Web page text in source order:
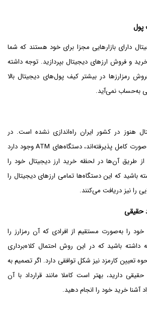
پول
دارای بازارهایی مجزا برای خود هستند که شما
خرید و فروش ارزهای دیجیتال بپردازید. توجه داشته
رمزارزها در بیشتر کیف پول‌های دیجیتال بالا
به‌حساب نمی‌آید.
هنوز در کشور ایران راه‌اندازی نشده است. در
کشورهای ارز دیجیتال را به‌صورت کامل پذیرفته‌اند، دستگاه‌های ATM وجود دارد
از طریق آن‌ها در لحظه خرید ارز دیجیتال خود را
باشید که این دستگاه‌ها تمامی ارزهای دیجیتال را
را نیز دریافت می‌کنند.
حقیقی
خود را به‌صورت مستقیم از افرادی که آن رمزارز را
داشته باشید که در این روش احتمال کلاه‌برداری
تعیین کارمزد نیز شکل توافقی دارد. اگر تصمیم به
دارید، بهتر است کاملا مانند قرارداد با آن
آشنا خرید خود را انجام دهید.